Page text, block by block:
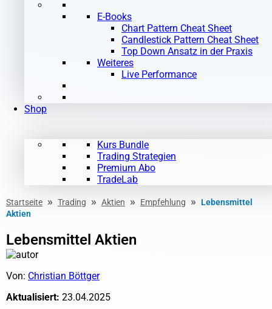
E-Books
Chart Pattern Cheat Sheet
Candlestick Pattern Cheat Sheet
Top Down Ansatz in der Praxis
Weiteres
Live Performance
Shop
Kurs Bundle
Trading Strategien
Premium Abo
TradeLab
Startseite » Trading » Aktien » Empfehlung »
Lebensmittel
Aktien
Lebensmittel Aktien
Von: Christian Böttger
Aktualisiert: 23.04.2025